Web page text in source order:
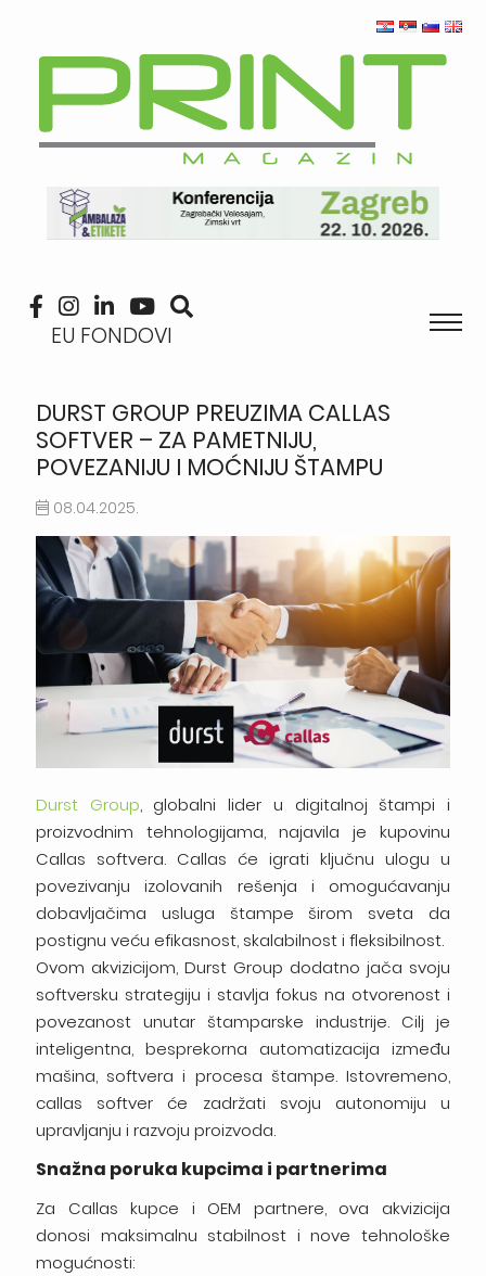
EU FONDOVI
DURST GROUP PREUZIMA CALLAS
SOFTVER – ZA PAMETNIJU,
POVEZANIJU I MOĆNIJU ŠTAMPU
08.04.2025.
Durst Group, globalni lider u digitalnoj štampi i
proizvodnim tehnologijama, najavila je kupovinu
Callas softvera. Callas će igrati ključnu ulogu u
povezivanju izolovanih rešenja i omogućavanju
dobavljačima usluga štampe širom sveta da
postignu veću efikasnost, skalabilnost i fleksibilnost.
Ovom akvizicijom, Durst Group dodatno jača svoju
softversku strategiju i stavlja fokus na otvorenost i
povezanost unutar štamparske industrije. Cilj je
inteligentna, besprekorna automatizacija između
mašina, softvera i procesa štampe. Istovremeno,
callas softver će zadržati svoju autonomiju u
upravljanju i razvoju proizvoda.
Snažna poruka kupcima i partnerima
Za Callas kupce i OEM partnere, ova akvizicija
donosi maksimalnu stabilnost i nove tehnološke
mogućnosti: